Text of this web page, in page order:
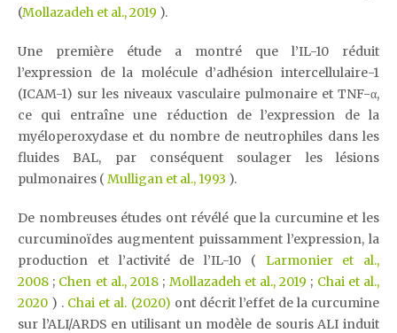
(Mollazadeh et al., 2019 ).
Une première étude a montré que l’IL-10 réduit
l’expression de la molécule d’adhésion intercellulaire-1
(ICAM-1) sur les niveaux vasculaire pulmonaire et TNF-α,
ce qui entraîne une réduction de l’expression de la
myéloperoxydase et du nombre de neutrophiles dans les
fluides BAL, par conséquent soulager les lésions
pulmonaires ( Mulligan et al., 1993 ).
De nombreuses études ont révélé que la curcumine et les
curcuminoïdes augmentent puissamment l’expression, la
production et l’activité de l’IL-10 ( Larmonier et al.,
2008 ; Chen et al., 2018 ; Mollazadeh et al., 2019 ; Chai et al.,
2020 ) . Chai et al. (2020) ont décrit l’effet de la curcumine
sur l’ALI/ARDS en utilisant un modèle de souris ALI induit